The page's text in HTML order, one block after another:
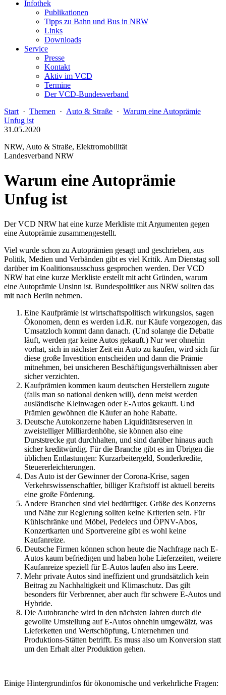
Infothek
Publikationen
Tipps zu Bahn und Bus in NRW
Links
Downloads
Service
Presse
Kontakt
Aktiv im VCD
Termine
Der VCD-Bundesverband
Start · Themen · Auto & Straße · Warum eine Autoprämie
Unfug ist
31.05.2020
NRW, Auto & Straße, Elektromobilität
Landesverband NRW
Warum eine Autoprämie
Unfug ist
Der VCD NRW hat eine kurze Merkliste mit Argumenten gegen
eine Autoprämie zusammengestellt.
Viel wurde schon zu Autoprämien gesagt und geschrieben, aus
Politik, Medien und Verbänden gibt es viel Kritik. Am Dienstag soll
darüber im Koalitionsausschuss gesprochen werden. Der VCD
NRW hat eine kurze Merkliste erstellt mit acht Gründen, warum
eine Autoprämie Unsinn ist. Bundespolitiker aus NRW sollten das
mit nach Berlin nehmen.
Eine Kaufprämie ist wirtschaftspolitisch wirkungslos, sagen
Ökonomen, denn es werden i.d.R. nur Käufe vorgezogen, das
Umsatzloch kommt dann danach. (Und solange die Debatte
läuft, werden gar keine Autos gekauft.) Nur wer ohnehin
vorhat, sich in nächster Zeit ein Auto zu kaufen, wird sich für
diese große Investition entscheiden und dann die Prämie
mitnehmen, bei unsicheren Beschäftigungsverhältnissen aber
sicher verzichten.
Kaufprämien kommen kaum deutschen Herstellern zugute
(falls man so national denken will), denn meist werden
ausländische Kleinwagen oder E-Autos gekauft. Und
Prämien gewöhnen die Käufer an hohe Rabatte.
Deutsche Autokonzerne haben Liquiditätsreserven in
zweistelliger Milliardenhöhe, sie können also eine
Durststrecke gut durchhalten, und sind darüber hinaus auch
sicher kreditwürdig. Für die Branche gibt es im Übrigen die
üblichen Entlastungen: Kurzarbeitergeld, Sonderkredite,
Steuererleichterungen.
Das Auto ist der Gewinner der Corona-Krise, sagen
Verkehrswissenschaftler, billiger Kraftstoff ist aktuell bereits
eine große Förderung.
Andere Branchen sind viel bedürftiger. Größe des Konzerns
und Nähe zur Regierung sollten keine Kriterien sein. Für
Kühlschränke und Möbel, Pedelecs und ÖPNV-Abos,
Konzertkarten und Sportvereine gibt es wohl keine
Kaufanreize.
Deutsche Firmen können schon heute die Nachfrage nach E-
Autos kaum befriedigen und haben hohe Lieferzeiten, weitere
Kaufanreize speziell für E-Autos laufen also ins Leere.
Mehr private Autos sind ineffizient und grundsätzlich kein
Beitrag zu Nachhaltigkeit und Klimaschutz. Das gilt
besonders für Verbrenner, aber auch für schwere E-Autos und
Hybride.
Die Autobranche wird in den nächsten Jahren durch die
gewollte Umstellung auf E-Autos ohnehin umgewälzt, was
Lieferketten und Wertschöpfung, Unternehmen und
Produktions-Stätten betrifft. Es muss also um Konversion statt
um den Erhalt alter Produktion gehen.
Einige Hintergrundinfos für ökonomische und verkehrliche Fragen: